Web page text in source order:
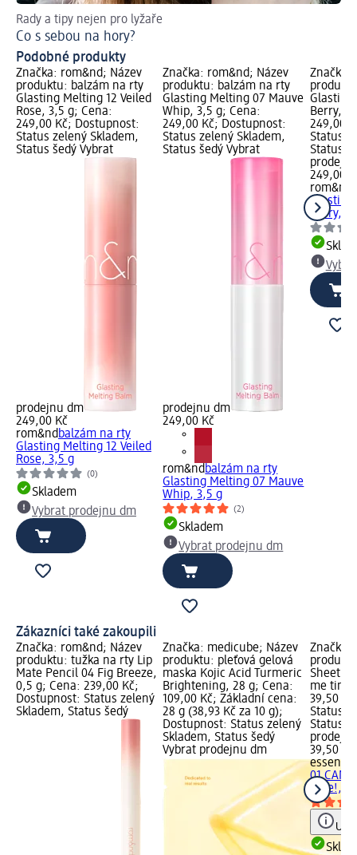
Rady a tipy nejen pro lyžaře
Co s sebou na hory?
Podobné produkty
Značka: rom&nd; Název
produktu: balzám na rty
Glasting Melting 12 Veiled
Rose, 3,5 g; Cena:
249,00 Kč; Dostupnost:
Status zelený Skladem,
Status šedý Vybrat
prodejnu dm
249,00 Kč
rom&ndbalzám na rty
Glasting Melting 12 Veiled
Rose, 3,5 g
(0)
Skladem
Vybrat prodejnu dm
Značka: rom&nd; Název
produktu: balzám na rty
Glasting Melting 07 Mauve
Whip, 3,5 g; Cena:
249,00 Kč; Dostupnost:
Status zelený Skladem,
Status šedý Vybrat
prodejnu dm
249,00 Kč
rom&ndbalzám na rty
Glasting Melting 07 Mauve
Whip, 3,5 g
(2)
Skladem
Vybrat prodejnu dm
Značka:
Glasting
Berry,
249,00
Status
Status
249,00
rom&nd
Glasting
Berry,
Zákazníci také zakoupili
Značka: rom&nd; Název
produktu: tužka na rty Lip
Mate Pencil 04 Fig Breeze,
0,5 g; Cena: 239,00 Kč;
Dostupnost: Status zelený
Skladem, Status šedý
Značka: medicube; Název
produktu: pleťová gelová
maska Kojic Acid Turmeric
Brightening, 28 g; Cena:
109,00 Kč; Základní cena:
28 g (38,93 Kč za 10 g);
Dostupnost: Status zelený
Skladem, Status šedý
Vybrat prodejnu dm
Značka:
Sheet
me
39,50
Status
Status
39,50 Kč
essence
01
time!, 1